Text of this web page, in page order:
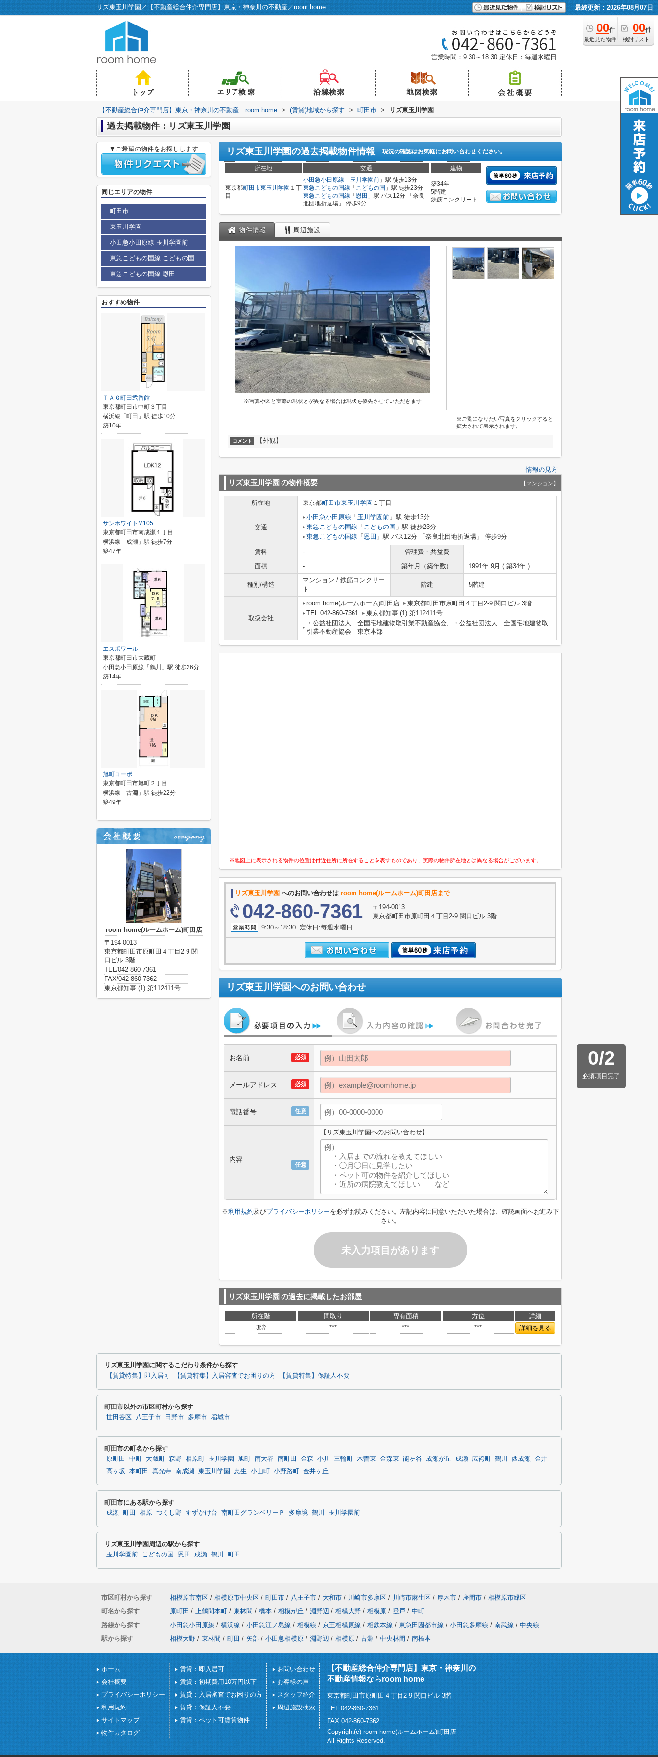
リズ東玉川学園／【不動産総合仲介専門店】東京・神奈川の不動産／room home 最終更新：2026年08月07日
00件
最近見た物件
00件
検討リスト
営業時間：9:30～18:30 定休日：毎週水曜日
【不動産総合仲介専門店】東京・神奈川の不動産｜room home > (賃貸)地域から探す > 町田市 > リズ東玉川学園
過去掲載物件：リズ東玉川学園
リズ東玉川学園の過去掲載物件情報 現況の確認はお気軽にお問い合わせください。
所在地 交通 建物
東京都町田市東玉川学園 １丁
目
小田急小田原線 「 玉川学園前 」駅 徒歩13分
東急こどもの国線 「 こどもの国 」駅 徒歩23分
東急こどもの国線 「 恩田 」駅 バス12分 「奈良
北団地折返場」 停歩9分
築34年
5階建
鉄筋コンクリート
物件情報 周辺施設
※写真や図と実際の現状とが異なる場合は現状を優先させていただきます
※ご覧になりたい写真をクリックすると
拡大されて表示されます。
コメント 【外観】
情報の見方
リズ東玉川学園 の物件概要 【マンション】
所在地 東京都町田市東玉川学園 １丁目
交通
小田急小田原線 「 玉川学園前 」駅 徒歩13分
東急こどもの国線 「 こどもの国 」駅 徒歩23分
東急こどもの国線 「 恩田 」駅 バス12分 「奈良北団地折返場」 停歩9分
賃料 - 管理費・共益費
-
面積
- 築年月（築年数） 1991年 9月 ( 築34年 )
種別/構造
マンション / 鉄筋コンクリー
ト
階建 5階建
取扱会社
room home(ルームホーム)町田店
東京都町田市原町田４丁目2-9 関口ビル 3階
TEL:042-860-7361
東京都知事 (1) 第112411号
・公益社団法人 全国宅地建物取引業不動産協会、・公益社団法人 全国宅地建物取
引業不動産協会 東京本部
※地図上に表示される物件の位置は付近住所に所在することを表すものであり、実際の物件所在地とは異なる場合がございます。
リズ東玉川学園 へのお問い合わせは room home(ルームホーム)町田店まで
042-860-7361
〒194-0013
東京都町田市原町田４丁目2-9 関口ビル 3階
9:30～18:30 定休日:毎週水曜日
リズ東玉川学園へのお問い合わせ
0/2
必須項目完了
必須
お名前
必須
メールアドレス
任意
電話番号
任意
内容
【リズ東玉川学園へのお問い合わせ】
※利用規約及びプライバシーポリシーを必ずお読みください。左記内容に同意いただいた場合は、確認画面へお進み下
さい。
未入力項目があります
リズ東玉川学園 の過去に掲載したお部屋
所在階 間取り 専有面積 方位
詳細
3階
*** *** *** 詳細を見る
▼ご希望の物件をお探しします
同じエリアの物件
町田市
東玉川学園
小田急小田原線 玉川学園前
東急こどもの国線 こどもの国
東急こどもの国線 恩田
おすすめ物件
ＴＡＧ町田弐番館
東京都町田市中町３丁目
横浜線「町田」駅 徒歩10分
築10年
サンホワイトM105
東京都町田市南成瀬１丁目
横浜線「成瀬」駅 徒歩7分
築47年
エスポワールⅠ
東京都町田市大蔵町
小田急小田原線「鶴川」駅 徒歩26分
築14年
旭町コーポ
東京都町田市旭町２丁目
横浜線「古淵」駅 徒歩22分
築49年
room home(ルームホーム)町田店
〒194-0013
東京都町田市原町田４丁目2-9 関
口ビル 3階
TEL/042-860-7361
FAX/042-860-7362
東京都知事 (1) 第112411号
リズ東玉川学園に関するこだわり条件から探す
【賃貸特集】即入居可 【賃貸特集】入居審査でお困りの方 【賃貸特集】保証人不要
町田市以外の市区町村から探す
世田谷区 八王子市 日野市 多摩市 稲城市
町田市の町名から探す
原町田 中町 大蔵町 森野 相原町 玉川学園 旭町 南大谷 南町田 金森 小川 三輪町 木曽東 金森東 能ヶ谷 成瀬が丘 成瀬 広袴町 鶴川 西成瀬
金井
高ヶ坂
本町田 真光寺 南成瀬 東玉川学園 忠生 小山町 小野路町 金井ヶ丘
町田市にある駅から探す
成瀬 町田 相原 つくし野 すずかけ台 南町田グランベリーＰ 多摩境 鶴川 玉川学園前
リズ東玉川学園周辺の駅から探す
玉川学園前 こどもの国 恩田 成瀬 鶴川 町田
市区町村から探す 相模原市南区 / 相模原市中央区 / 町田市 / 八王子市 / 大和市 / 川崎市多摩区 / 川崎市麻生区 / 厚木市 / 座間市 / 相模原市緑区
町名から探す
原町田 / 上鶴間本町 / 東林間 / 橋本 / 相模が丘 / 淵野辺 / 相模大野 / 相模原 / 登戸 / 中町
路線から探す
小田急小田原線 / 横浜線 / 小田急江ノ島線 / 相模線 / 京王相模原線 / 相鉄本線 / 東急田園都市線 / 小田急多摩線 / 南武線 / 中央線
駅から探す
相模大野 / 東林間 / 町田 / 矢部 / 小田急相模原 / 淵野辺 / 相模原 / 古淵 / 中央林間 / 南橋本
ホーム
会社概要
プライバシーポリシー
利用規約
サイトマップ
物件カタログ
賃貸：即入居可
賃貸：初期費用10万円以下
賃貸：入居審査でお困りの方
賃貸：保証人不要
賃貸：ペット可賃貸物件
お問い合わせ
お客様の声
スタッフ紹介
周辺施設検索
【不動産総合仲介専門店】東京・神奈川の
不動産情報ならroom home
東京都町田市原町田４丁目2-9 関口ビル 3階
TEL:042-860-7361
FAX:042-860-7362
Copyright(c) room home(ルームホーム)町田店
All Rights Reserved.